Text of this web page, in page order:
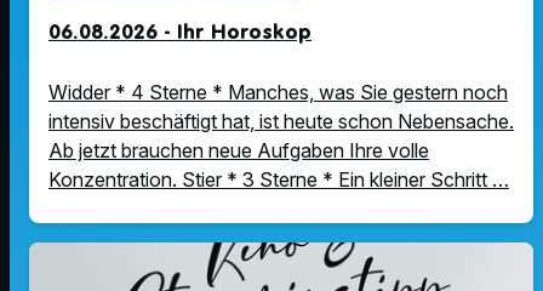
06.08.2026 - Ihr Horoskop
Widder * 4 Sterne * Manches, was Sie gestern noch
intensiv beschäftigt hat, ist heute schon Nebensache.
Ab jetzt brauchen neue Aufgaben Ihre volle
Konzentration. Stier * 3 Sterne * Ein kleiner Schritt …